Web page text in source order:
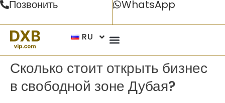
Позвонить WhatsApp
RU
Сколько стоит открыть бизнес
в свободной зоне Дубая?